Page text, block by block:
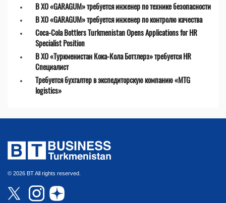
В ХО «GARAGUM» требуется инженер по технике безопасности
В ХО «GARAGUM» требуется инженер по контролю качества
Coca-Cola Bottlers Turkmenistan Opens Applications for HR
Specialist Position
В ХО «Туркменистан Кока-Кола Боттлерз» требуется HR
Специалист
Требуется бухгалтер в экспедиторскую компанию «MTG
logistics»
© 2026 BT All rights reserved.